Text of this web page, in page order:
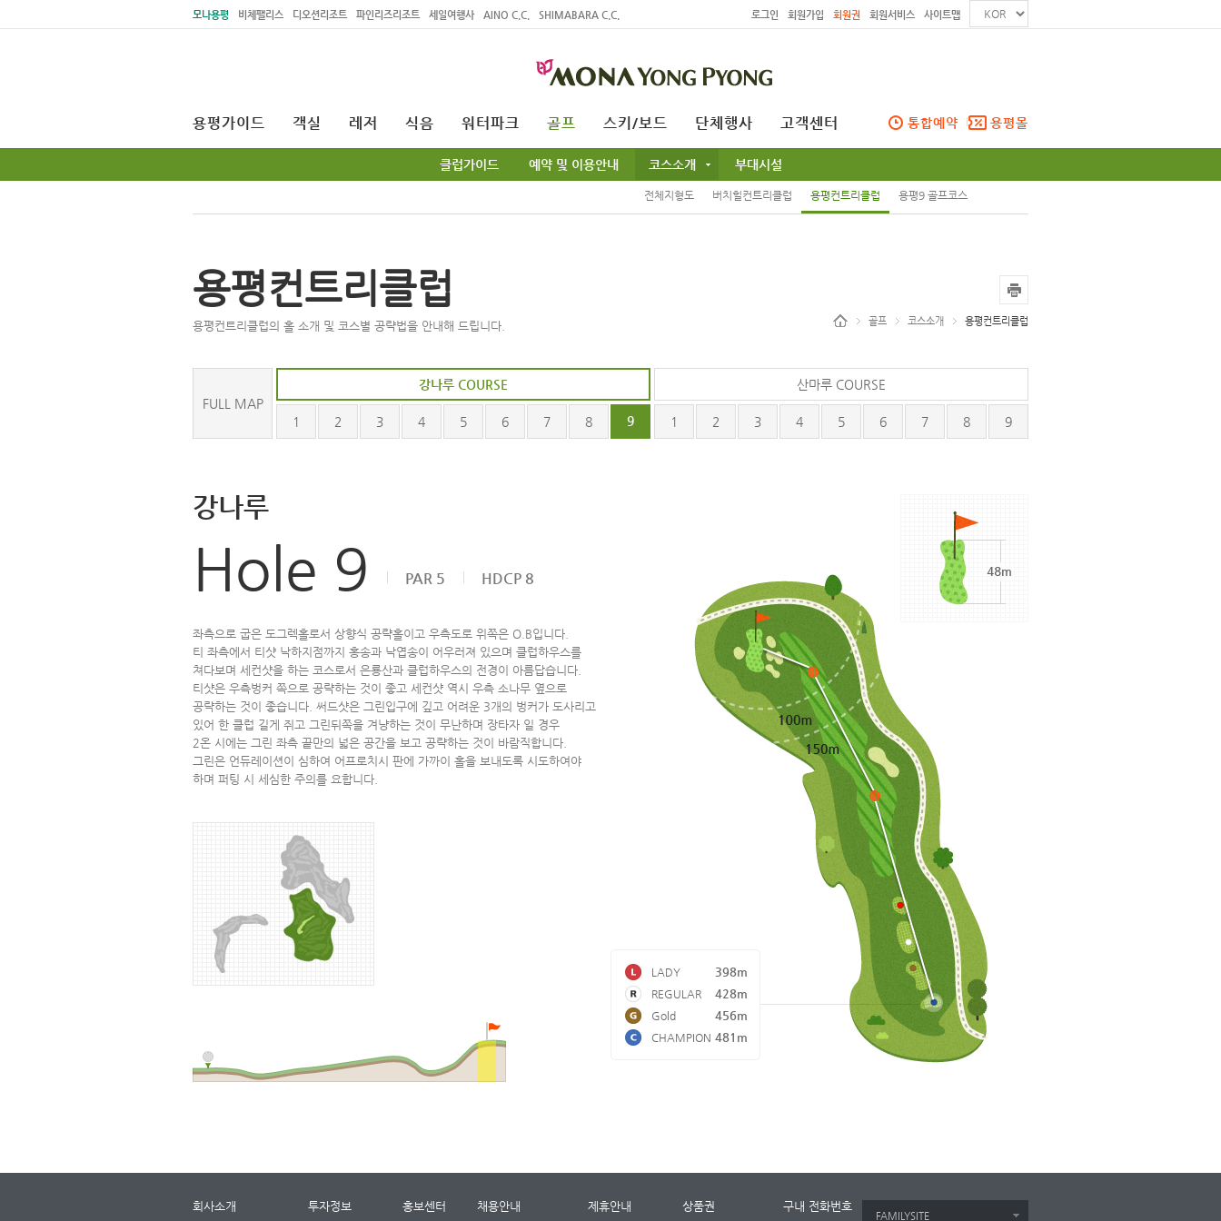
모나용평 비체팰리스 디오션리조트 파인리즈리조트 세일여행사 AINO C.C. SHIMABARA C.C. 로그인 회원가입 회원권 회원서비스 사이트맵
용평가이드 객실 레저 식음 워터파크 골프
클럽가이드 예약 및 이용안내 코스소개
전체지형도 버치힐컨트리클럽 용평컨트리클럽 용평9 골프코스
부대시설
스키/보드 단체행사 고객센터 통합예약 용평몰
용평컨트리클럽
용평컨트리클럽의 홀 소개 및 코스별 공략법을 안내해 드립니다. 골프 코스소개 용평컨트리클럽
FULL MAP
강나루 COURSE
1 2 3 4 5 6 7 8 9
산마루 COURSE
1 2 3 4 5 6 7 8 9
강나루
Hole 9 PAR 5 HDCP 8
좌측으로 굽은 도그렉홀로서 상향식 공략홀이고 우측도로 위쪽은 O.B입니다.
티 좌측에서 티샷 낙하지점까지 홍송과 낙엽송이 어우러져 있으며 클럽하우스를
쳐다보며 세컨샷을 하는 코스로서 은룡산과 클럽하우스의 전경이 아름답습니다.
티샷은 우측벙커 쪽으로 공략하는 것이 좋고 세컨샷 역시 우측 소나무 옆으로
공략하는 것이 좋습니다. 써드샷은 그린입구에 깊고 어려운 3개의 벙커가 도사리고
있어 한 클럽 길게 쥐고 그린뒤쪽을 겨냥하는 것이 무난하며 장타자 일 경우
2온 시에는 그린 좌측 끝만의 넓은 공간을 보고 공략하는 것이 바람직합니다.
그린은 언듀레이션이 심하여 어프로치시 판에 가까이 홀을 보내도록 시도하여야
하며 퍼팅 시 세심한 주의를 요합니다.
LADY 398m
REGULAR 428m
Gold 456m
CHAMPION 481m
회사소개 투자정보 홍보센터 채용안내 제휴안내 상품권 구내 전화번호
FAMILYSITE